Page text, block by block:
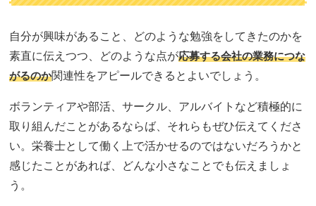
自分が興味があること、どのような勉強をしてきたのかを
素直に伝えつつ、どのような点が応募する会社の業務につな
がるのか関連性をアピールできるとよいでしょう。
ボランティアや部活、サークル、アルバイトなど積極的に
取り組んだことがあるならば、それらもぜひ伝えてくださ
い。栄養士として働く上で活かせるのではないだろうかと
感じたことがあれば、どんな小さなことでも伝えましょ
う。